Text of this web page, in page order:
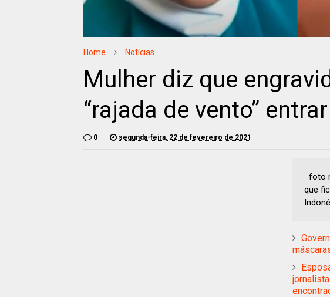
Home Notícias
Mulher diz que
“rajada de vento”
0 segunda-feira, 22 de fevereiro de 2021
foto
que